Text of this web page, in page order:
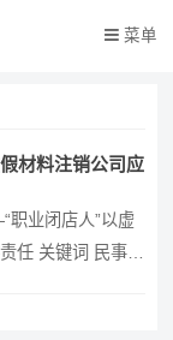
菜单
材料注销公司应
业闭店人”以虚
任 关键词 民事